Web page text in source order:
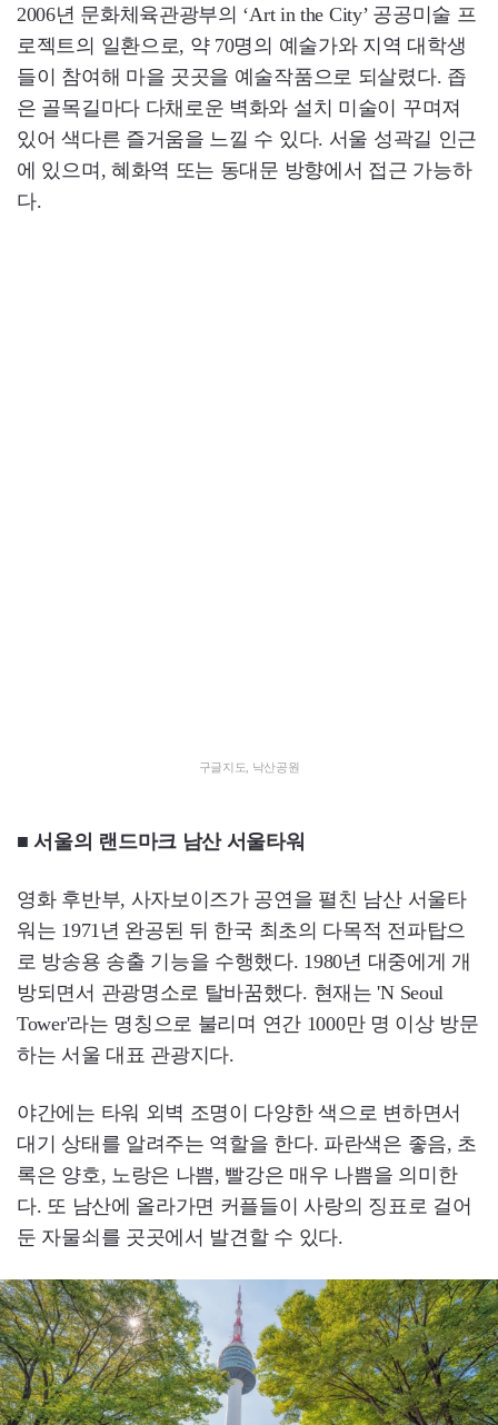
2006년 문화체육관광부의 ‘Art in the City’ 공공미술 프
로젝트의 일환으로, 약 70명의 예술가와 지역 대학생
들이 참여해 마을 곳곳을 예술작품으로 되살렸다. 좁
은 골목길마다 다채로운 벽화와 설치 미술이 꾸며져
있어 색다른 즐거움을 느낄 수 있다. 서울 성곽길 인근
에 있으며, 혜화역 또는 동대문 방향에서 접근 가능하
다.
구글지도, 낙산공원
■ 서울의 랜드마크 남산 서울타워
영화 후반부, 사자보이즈가 공연을 펼친 남산 서울타
워는 1971년 완공된 뒤 한국 최초의 다목적 전파탑으
로 방송용 송출 기능을 수행했다. 1980년 대중에게 개
방되면서 관광명소로 탈바꿈했다. 현재는 'N Seoul
Tower'라는 명칭으로 불리며 연간 1000만 명 이상 방문
하는 서울 대표 관광지다.
야간에는 타워 외벽 조명이 다양한 색으로 변하면서
대기 상태를 알려주는 역할을 한다. 파란색은 좋음, 초
록은 양호, 노랑은 나쁨, 빨강은 매우 나쁨을 의미한
다. 또 남산에 올라가면 커플들이 사랑의 징표로 걸어
둔 자물쇠를 곳곳에서 발견할 수 있다.